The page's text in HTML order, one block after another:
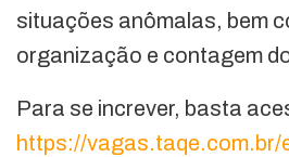
situações anômalas, bem
organização e contagem
Para se increver, basta
https://vagas.taqe.com.br/